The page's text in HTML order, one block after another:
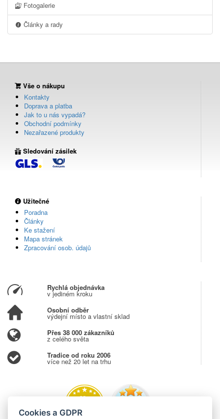
Fotogalerie
Články a rady
Vše o nákupu
Kontakty
Doprava a platba
Jak to u nás vypadá?
Obchodní podmínky
Nezařazené produkty
Sledování zásilek
Užitečné
Poradna
Články
Ke stažení
Mapa stránek
Zpracování osob. údajů
Rychlá objednávka
v jediném kroku
Osobní odběr
výdejní místo a vlastní sklad
Přes 38 000 zákazníků
z celého světa
Tradice od roku 2006
více než 20 let na trhu
Cookies a GDPR